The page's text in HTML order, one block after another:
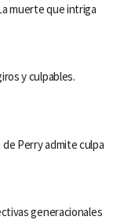
muerte que intriga
y culpables.
Perry admite culpa
generacionales